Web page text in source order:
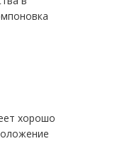
хорошо